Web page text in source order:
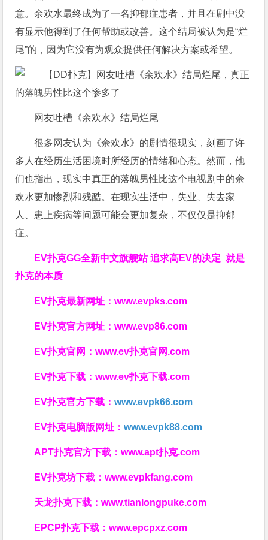
意。余欢水最终成为了一名抑郁症患者，并且在剧中没
有显示他得到了任何帮助或改善。这个结局被认为是“烂
尾”的，因为它没有为观众提供任何解决方案或希望。
网友吐槽《余欢水》结局烂尾
很多网友认为《余欢水》的剧情很现实，刻画了许
多人在经历生活困境时所经历的情绪和心态。然而，他
们也指出，现实中真正的落魄男性比这个电视剧中的余
欢水更加惨烈和残酷。在现实生活中，失业、失去家
人、患上疾病等问题可能会更加复杂，不仅仅是抑郁
症。
EV扑克GG全新中文旗舰站追求高EV的决定就是
扑克的本质
EV扑克最新网址：www.evpks.com
EV扑克官方网址：www.evp86.com
EV扑克官网：www.ev扑克官网.com
EV扑克下载：www.ev扑克下载.com
EV扑克官方下载：www.evpk66.com
EV扑克电脑版网址：www.evpk88.com
APT扑克官方下载：www.apt扑克.com
EV扑克坊下载：www.evpkfang.com
天龙扑克下载：www.tianlongpuke.com
EPCP扑克下载：www.epcpxz.com